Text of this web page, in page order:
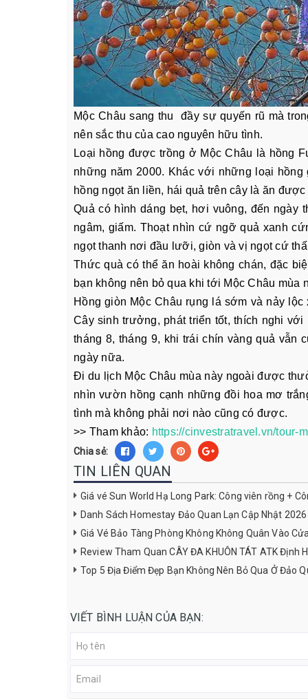
Mộc Châu sang thu đầy sự quyến rũ mà
nên sắc thu của cao nguyên hữu tình.
Loại hồng được trồng ở Mộc Châu là hồng
những năm 2000. Khác với những loại
hồng ngọt ăn liền, hái quả trên cây là ăn
Quả có hình dáng bẹt, hơi vuông, đến ngày
ngâm, giấm. Thoạt nhìn cứ ngỡ quả xanh
ngọt thanh nơi đầu lưỡi, giòn và vị ngọt cứ
Thức quà có thể ăn hoài không chán, đặc
bạn không nên bỏ qua khi tới Mộc Châu mùa
Hồng giòn Mộc Châu rụng lá sớm và nảy
Cây sinh trưởng, phát triển tốt, thích nghi
tháng 8, tháng 9, khi trái chín vàng quả vẫn
ngày nữa.
Đi du lịch Mộc Châu mùa này ngoài được
nhìn vườn hồng cạnh những đồi hoa mơ
tình mà không phải nơi nào cũng có được.
>> Tham khảo: https://cinvestratravel.vn/tour-
Chia sẻ:
TIN LIÊN QUAN
Giá vé Sun World Hạ Long Park: Công viên rồng +
Danh Sách Homestay Đảo Quan Lạn Cập Nhật 2026
Giá Vé Bảo Tàng Phòng Không Không Quân Vào
Review Tham Quan CÂY ĐA KHUÔN TÁT ATK Định
Top 5 Địa Điểm Đẹp Bạn Không Nên Bỏ Qua Ở Đảo
VIẾT BÌNH LUẬN CỦA BẠN: